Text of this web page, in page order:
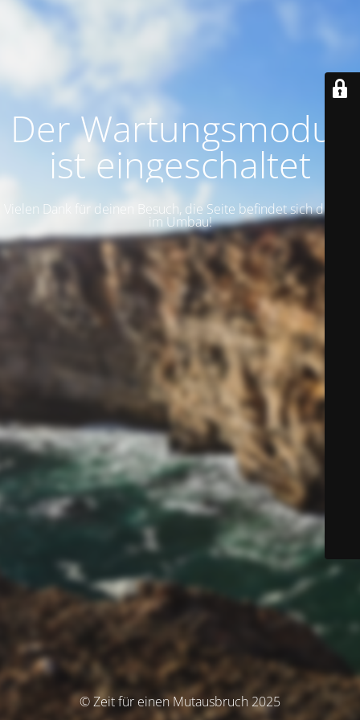
Der Wartungsmodus
ist eingeschaltet
Vielen Dank für deinen Besuch, die Seite befindet sich derzeit
im Umbau!
© Zeit für einen Mutausbruch 2025